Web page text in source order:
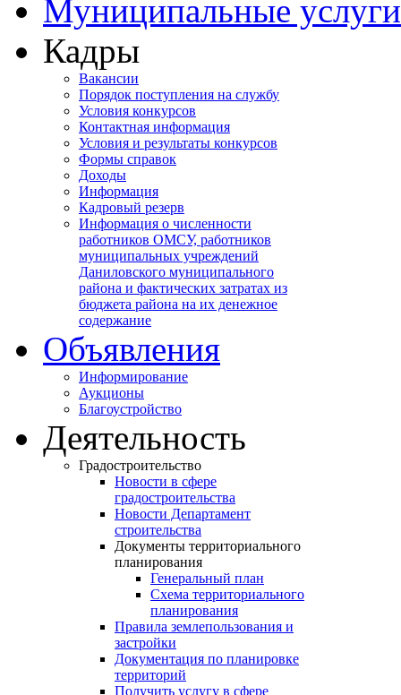
Муниципальные услуги
Кадры
Вакансии
Порядок поступления на службу
Условия конкурсов
Контактная информация
Условия и результаты конкурсов
Формы справок
Доходы
Информация
Кадровый резерв
Информация о численности
работников ОМСУ, работников
муниципальных учреждений
Даниловского муниципального
района и фактических затратах из
бюджета района на их денежное
содержание
Объявления
Информирование
Аукционы
Благоустройство
Деятельность
Градостроительство
Новости в сфере
градостроительства
Новости Департамент
строительства
Документы территориального
планирования
Генеральный план
Схема территориального
планирования
Правила землепользования и
застройки
Документация по планировке
территорий
Получить услугу в сфере